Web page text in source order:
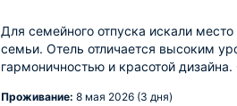
Для семейного отпуска искали
семьи. Отель отличается высоким
гармоничностью и красотой
Проживание: 8 мая 2026 (3 дня)